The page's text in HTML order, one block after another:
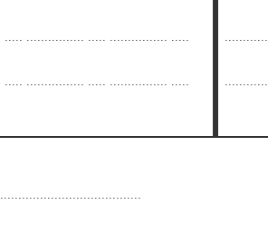
..... ................ ..... ................ .....
..... ................ ..... ................ .....